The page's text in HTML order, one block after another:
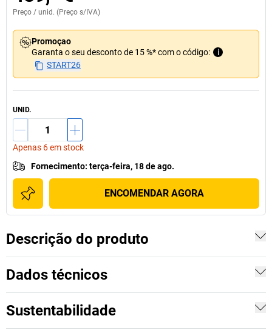
Preço / unid. (Preço s/IVA)
Promoçao
Garanta o seu desconto de 15 %* com o código:
i
START26
UNID.
Apenas 6 em stock
Fornecimento: terça-feira, 18 de ago.
ENCOMENDAR AGORA
Descrição do produto
Dados técnicos
Sustentabilidade